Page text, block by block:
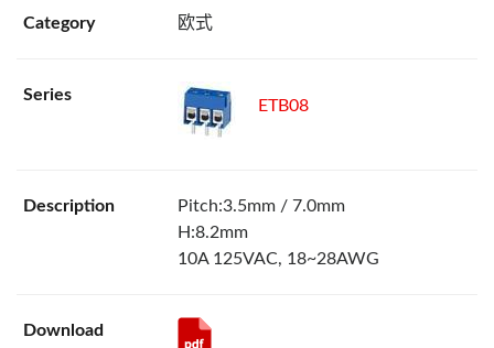
欧式
ETB08
Pitch:3.5mm / 7.0mm
H:8.2mm
10A 125VAC, 18~28AWG